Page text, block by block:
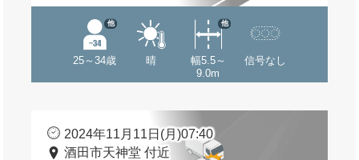
25～34歳
他
晴
幅5.5～
9.0m
他
信号なし
2024年11月11日(月)07:40
酒田市天神堂 付近